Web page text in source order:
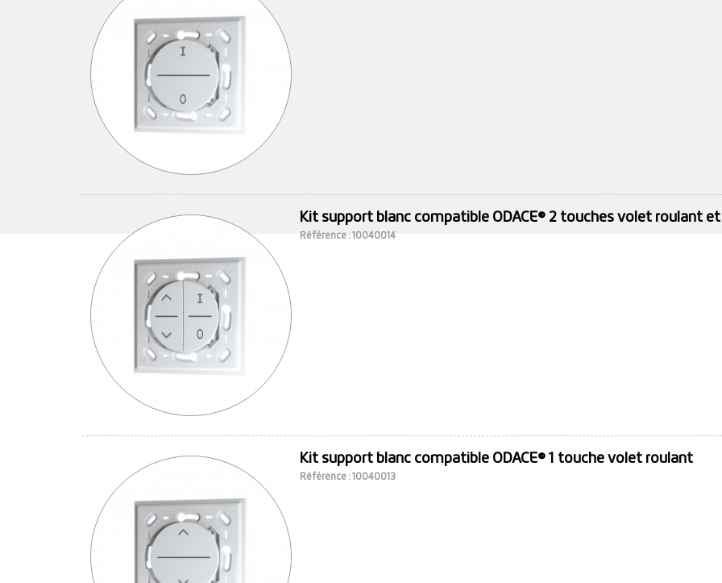
Kit support blanc compatible ODACE® 2 touches volet roulant
Référence : 10040014
Kit support blanc compatible ODACE® 1 touche volet roulant
Référence : 10040013